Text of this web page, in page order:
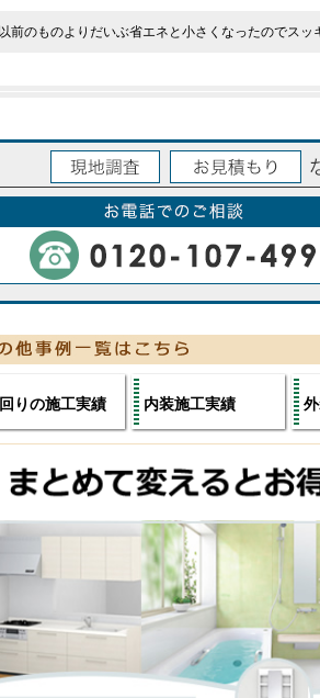
前のものよりだいぶ省エネと小さくなったのでスッ
りの施工実績 内装施工実績